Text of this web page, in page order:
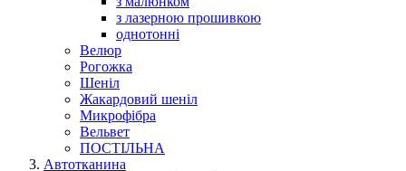
з лазерною прошивкою
однотонні
Велюр
Рогожка
Шеніл
Жакардовий шеніл
Микрофібра
Вельвет
ПОСТІЛЬНА
Автотканина